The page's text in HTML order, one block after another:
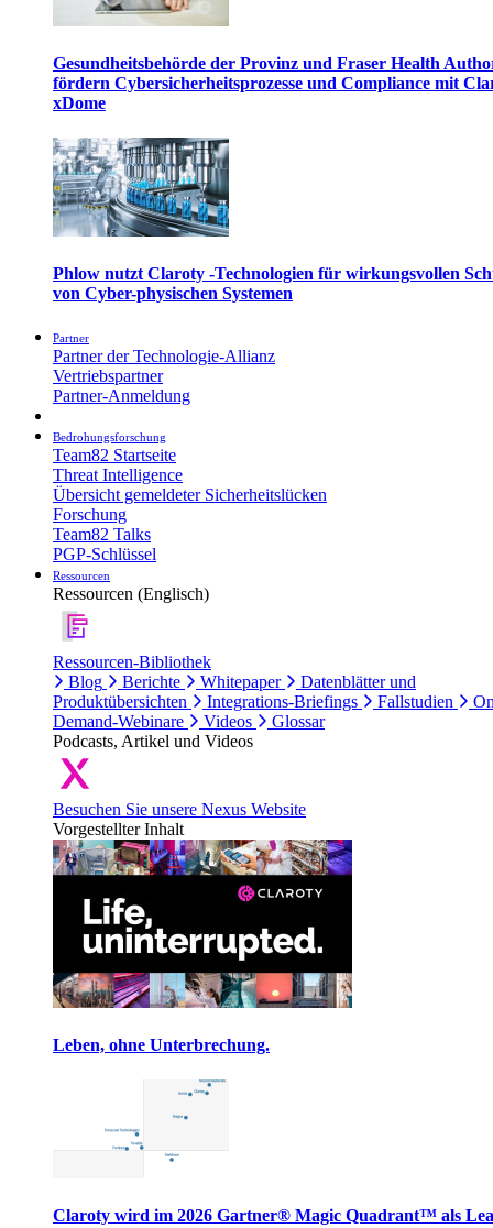
Gesundheitsbehörde der Provinz und Fraser Health
fördern Cybersicherheitsprozesse und Compliance mit
xDome
Phlow nutzt Claroty -Technologien für wirkungsvollen
von Cyber-physischen Systemen
Partner
Partner der Technologie-Allianz
Vertriebspartner
Partner-Anmeldung
Bedrohungsforschung
Team82 Startseite
Threat Intelligence
Übersicht gemeldeter Sicherheitslücken
Forschung
Team82 Talks
PGP-Schlüssel
Ressourcen
Ressourcen (Englisch)
Ressourcen-Bibliothek
Blog
Berichte Whitepaper
Datenblätter und
Produktübersichten
Integrations-Briefings Fallstudien
Demand-Webinare
Videos
Glossar
Podcasts, Artikel und Videos
Besuchen Sie unsere Nexus Website
Vorgestellter Inhalt
Leben, ohne Unterbrechung.
Claroty wird im 2026 Gartner® Magic Quadrant™ als